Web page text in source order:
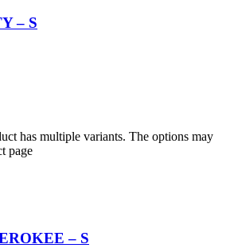
– S
has multiple variants. The options may
page
– S